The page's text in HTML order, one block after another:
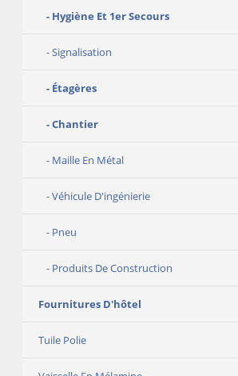
Hygiène Et 1er Secours
Signalisation
Étagères
Chantier
Maille En Métal
Véhicule D'ingénierie
Pneu
Produits De Construction
Fournitures D'hôtel
Tuile Polie